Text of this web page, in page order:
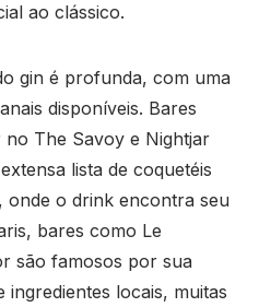
ao clássico.
gin é profunda, com uma
disponíveis. Bares
The Savoy e Nightjar
lista de coquetéis
onde o drink encontra seu
bares como Le
são famosos por sua
ingredientes locais, muitas